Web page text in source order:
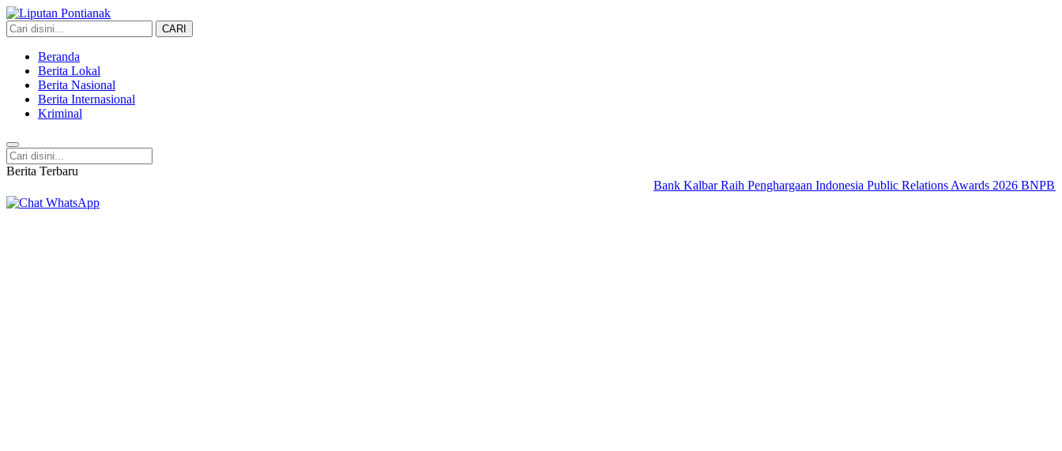
Liputan Pontianak
Berita Terkini dan TerUpdate
CARI
Beranda
Berita Lokal
Berita Nasional
Berita Internasional
Kriminal
Berita Terbaru
Bank Kalbar Raih Penghargaan Indonesia Public Relations Awards 2026 BNPB: Kalbar